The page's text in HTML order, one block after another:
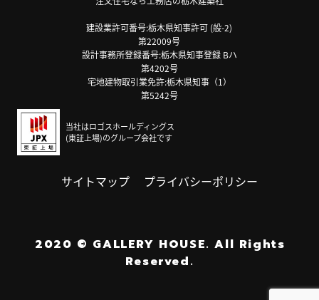
建設業許可番号:栃木県知事許可 (般-2)
第22009号
設計事務所登録番号:栃木県知事登録 Bハ
第4202号
宅地建物取引業免許:栃木県知事（1）
第5242号
当社はロゴスホールディングス
(東証上場)のグループ会社です
サイトマップ プライバシーポリシー
2020 © GALLERY HOUSE. All Rights
Reserved.